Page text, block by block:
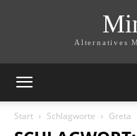
Alternatives
Start Schlagworte Greta